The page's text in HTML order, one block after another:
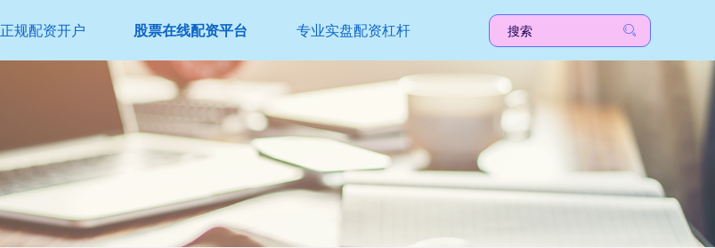
正规配资开户 股票在线配资平台 专业实盘配资杠杆